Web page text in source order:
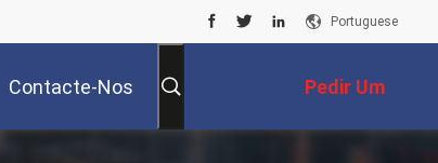
Portuguese
Contacte-Nos Pedir Um